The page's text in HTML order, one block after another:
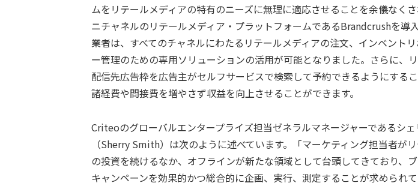
ムをリテールメディアの特有のニーズに無理に適応させることを余儀なく
ニチャネルのリテールメディア・プラットフォームであるBrandcrushを導
業者は、すべてのチャネルにわたるリテールメディアの注文、インベント
ー管理のための専用ソリューションの活用が可能となりました。さらに、
配信先広告枠を広告主がセルフサービスで検索して予約できるようにする
諸経費や間接費を増やさず収益を向上させることができます。
Criteoのグローバルエンタープライズ担当ゼネラルマネージャーであるシ
（Sherry Smith）は次のように述べています。「マーケティング担当者が
の投資を続けるなか、オフラインが新たな領域として台頭してきており、
キャンペーンを効果的かつ総合的に企画、実行、測定することが求められて